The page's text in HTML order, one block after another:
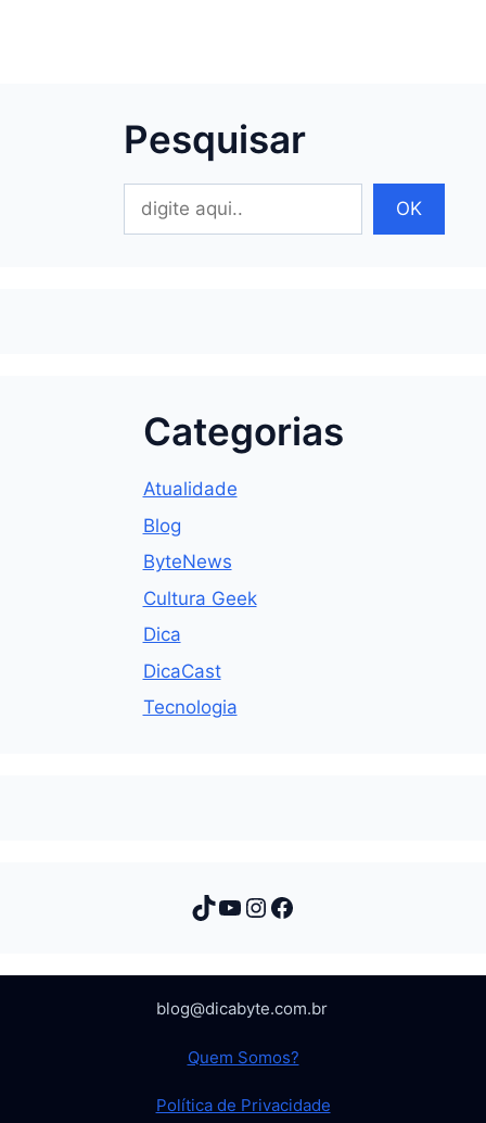
Pesquisar
Pesquisar
OK
Categorias
Atualidade
Blog
ByteNews
Cultura Geek
Dica
DicaCast
Tecnologia
TikTok
Youtube
Instagram
Facebook
blog@dicabyte.com.br
Quem Somos?
Política de Privacidade